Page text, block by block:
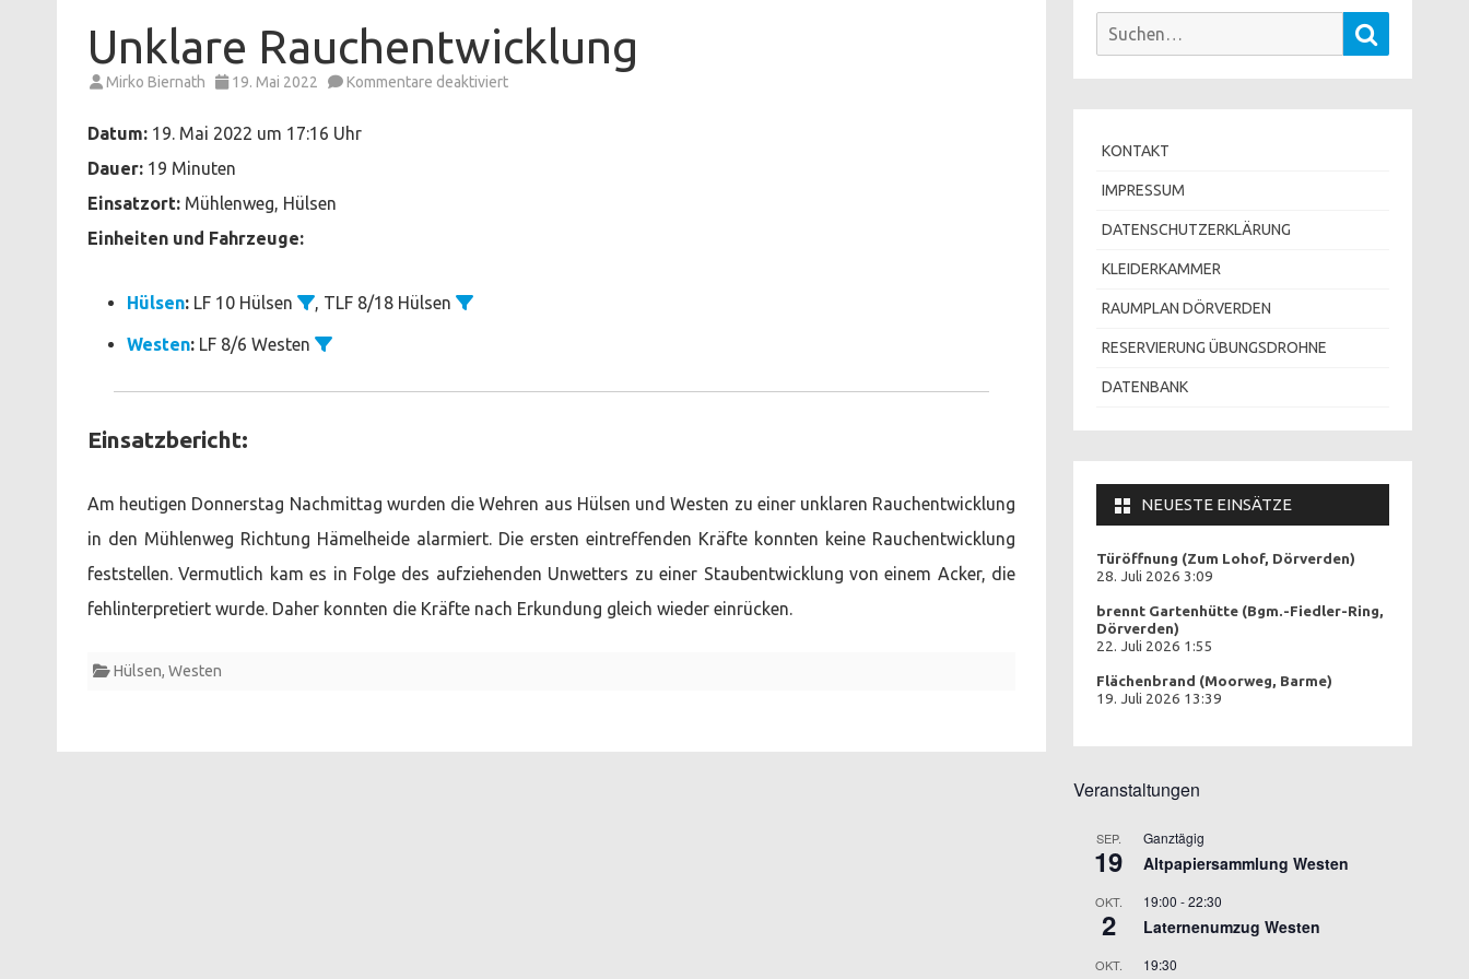
Unklare Rauchentwicklung
Mirko Biernath 19. Mai 2022 Kommentare deaktiviertfür
Datum: 19. Mai 2022 um 17:16 Uhr
Dauer: 19 Minuten
Einsatzort: Mühlenweg, Hülsen
Einheiten und Fahrzeuge:
Hülsen: LF 10 Hülsen , TLF 8/18 Hülsen
Westen: LF 8/6 Westen
Einsatzbericht:
Am heutigen Donnerstag Nachmittag wurden die Wehren aus Hülsen und Westen zu einer unklaren Rauchentwicklung
in den Mühlenweg Richtung Hämelheide alarmiert. Die ersten eintreffenden Kräfte konnten keine Rauchentwicklung
feststellen. Vermutlich kam es in Folge des aufziehenden Unwetters zu einer Staubentwicklung von einem Acker, die
fehlinterpretiert wurde. Daher konnten die Kräfte nach Erkundung gleich wieder einrücken.
Hülsen, Westen
Suchen
KONTAKT
IMPRESSUM
DATENSCHUTZERKLÄRUNG
KLEIDERKAMMER
RAUMPLAN DÖRVERDEN
RESERVIERUNG ÜBUNGSDROHNE
DATENBANK
NEUESTE EINSÄTZE
Türöffnung (Zum Lohof, Dörverden)
28. Juli 2026 3:09
brennt Gartenhütte (Bgm.-Fiedler-Ring,
Dörverden)
22. Juli 2026 1:55
Flächenbrand (Moorweg, Barme)
19. Juli 2026 13:39
Veranstaltungen
SEP.
19
Ganztägig
Altpapiersammlung Westen
OKT.
2
19:00 -22:30
Laternenumzug Westen
OKT. 19:30